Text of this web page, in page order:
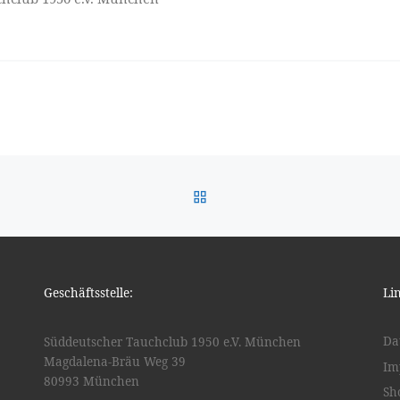
Geschäftsstelle:
Süddeutscher Tauchclub 1950 e.V. München
Magdalena-Bräu Weg 39
80993 München